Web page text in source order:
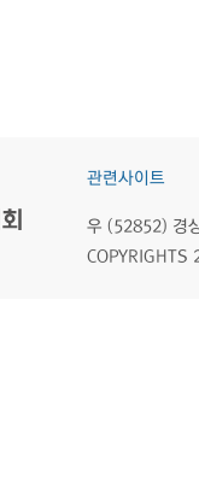
관련사이트
우 (52852) 경
COPYRIGHTS